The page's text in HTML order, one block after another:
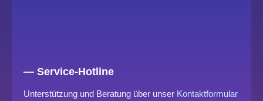
— Service-Hotline
Unterstützung und Beratung über unser Kontaktformular